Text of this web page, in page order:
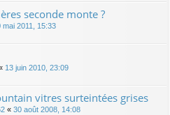
seconde monte ?
mai 2011, 15:33
13 juin 2010, 23:09
vitres surteintées grises
« 30 août 2008, 14:08